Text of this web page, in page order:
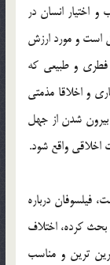
اختيار انسان در
است و مورد ارزش
فطري و طبيعي كه
و اخلاقا مذمتي
شدن از جهل
اخلاقي واقع شود.
فيلسوفان درباره
كرده، اختلاف
ترين و مناسب